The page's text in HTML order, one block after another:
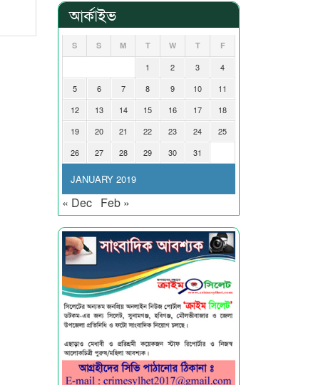
আর্কাইভ
JANUARY 2019
S S M T W T F
1 2 3
4
5
6 7 8 9 10
11
12
13 14 15 16 17
18
19
20 21 22 23 24
25
26
27 28 29 30 31
« Dec Feb »